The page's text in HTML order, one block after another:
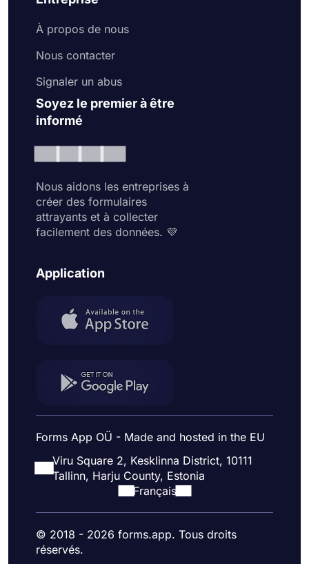
À propos de nous
Nous contacter
Signaler un abus
Soyez le premier à être
informé
Nous aidons les entreprises à
créer des formulaires
attrayants et à collecter
facilement des données. 💜
Application
Forms App OÜ - Made and hosted in the EU
Viru Square 2, Kesklinna District, 10111
Tallinn, Harju County, Estonia
Français
© 2018 - 2026 forms.app. Tous droits
réservés.